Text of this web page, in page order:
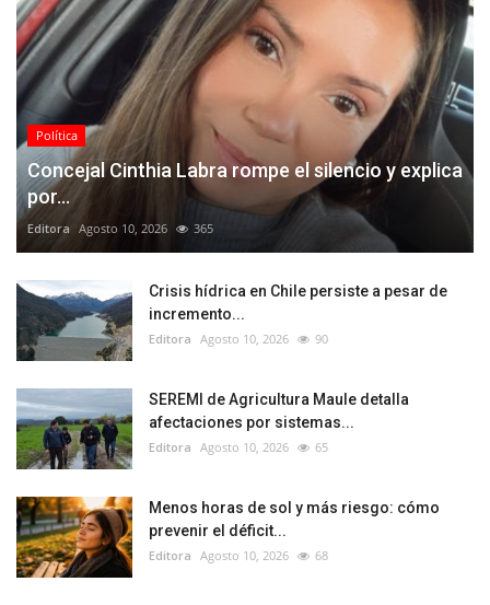
Política
Concejal Cinthia Labra rompe el silencio y explica
por...
Editora Agosto 10, 2026 365
Crisis hídrica en Chile persiste a pesar de
incremento...
Editora Agosto 10, 2026 90
SEREMI de Agricultura Maule detalla
afectaciones por sistemas...
Editora Agosto 10, 2026 65
Menos horas de sol y más riesgo: cómo
prevenir el déficit...
Editora Agosto 10, 2026 68